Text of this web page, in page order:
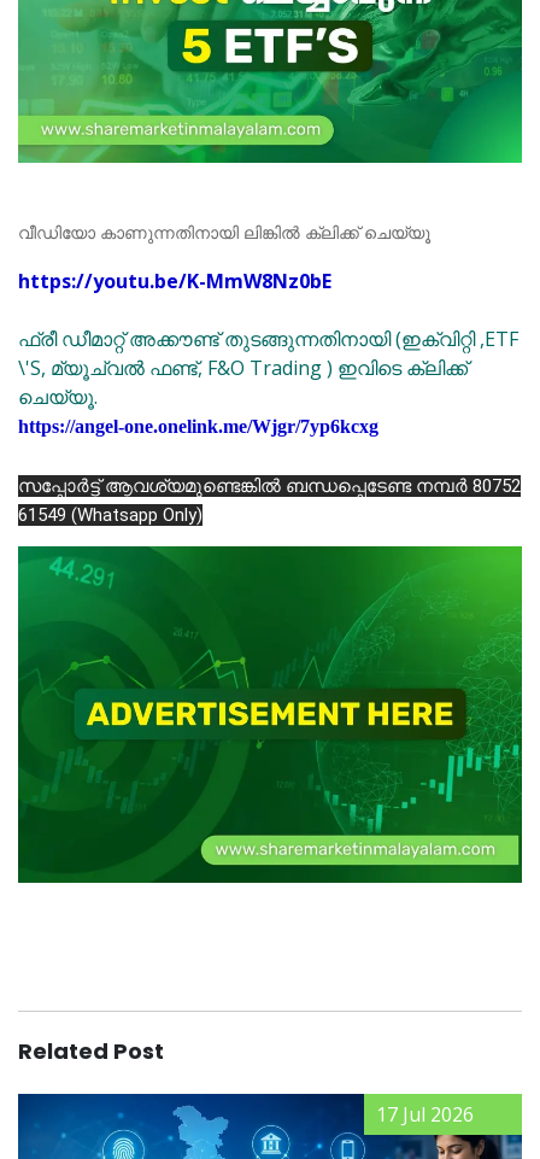
വീഡിയോ കാണുന്നതിനായി ലിങ്കിൽ ക്ലിക്ക് ചെയ്യൂ
https://youtu.be/K-MmW8Nz0bE
ഫ്രീ ഡീമാറ്റ് അക്കൗണ്ട് തുടങ്ങുന്നതിനായി (ഇക്വിറ്റി ,ETF
\'S, മ്യൂച്വൽ ഫണ്ട്, F&O Trading ) ഇവിടെ ക്ലിക്ക്
ചെയ്യൂ.
https://angel-one.onelink.me/Wjgr/7yp6kcxg
സപ്പോർട്ട് ആവശ്യമുണ്ടെങ്കിൽ ബന്ധപ്പെടേണ്ട നമ്പർ 80752
61549 (Whatsapp Only)
Related Post
17 Jul 2026